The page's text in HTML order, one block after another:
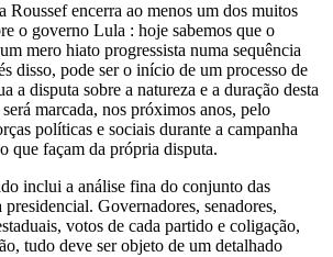
Roussef encerra ao menos um dos muitos
o governo Lula : hoje sabemos que o
mero hiato progressista numa sequência
disso, pode ser o início de um processo de
a disputa sobre a natureza e a duração desta
marcada, nos próximos anos, pelo
políticas e sociais durante a campanha
que façam da própria disputa.
inclui a análise fina do conjunto das
presidencial. Governadores, senadores,
votos de cada partido e coligação,
tudo deve ser objeto de um detalhado